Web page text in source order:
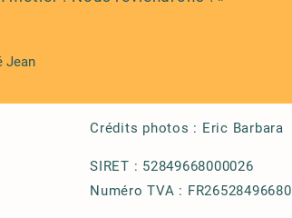
Jean
Crédits photos : Eric Barbara
SIRET : 52849668000026
Numéro TVA : FR26528496680